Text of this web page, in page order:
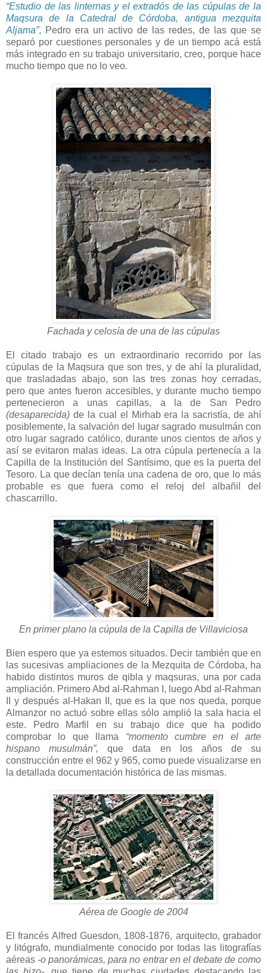
“Estudio de las linternas y el extradós de las cúpulas de la
Maqsura de la Catedral de Córdoba, antigua mezquita
Aljama”, Pedro era un activo de las redes, de las que se
separó por cuestiones personales y de un tiempo acá está
más integrado en su trabajo universitario, creo, porque hace
mucho tiempo que no lo veo.
Fachada y celosía de una de las cúpulas
El citado trabajo es un extraordinario recorrido por las
cúpulas de la Maqsura que son tres, y de ahí la pluralidad,
que trasladadas abajo, son las tres zonas hoy cerradas,
pero que antes fueron accesibles, y durante mucho tiempo
pertenecieron a unas capillas, a la de San Pedro
(desaparecida) de la cual el Mirhab era la sacristía, de ahí
posiblemente, la salvación del lugar sagrado musulmán con
otro lugar sagrado católico, durante unos cientos de años y
así se evitaron malas ideas. La otra cúpula pertenecía a la
Capilla de la Institución del Santísimo, que es la puerta del
Tesoro. La que decían tenía una cadena de oro, que lo más
probable es que fuera como el reloj del albañil del
chascarrillo.
En primer plano la cúpula de la Capilla de Villaviciosa
Bien espero que ya estemos situados. Decir también que en
las sucesivas ampliaciones de la Mezquita de Córdoba, ha
habido distintos muros de qibla y maqsuras, una por cada
ampliación. Primero Abd al-Rahman I, luego Abd al-Rahman
II y después al-Hakan II, que es la que nos queda, porque
Almanzor no actuó sobre ellas sólo amplió la sala hacia el
este. Pedro Marfil en su trabajo dice que ha podido
comprobar lo que llama “momento cumbre en el arte
hispano musulmán”, que data en los años de su
construcción entre el 962 y 965, como puede visualizarse en
la detallada documentación histórica de las mismas.
Aérea de Google de 2004
El francés Alfred Guesdon, 1808-1876, arquitecto, grabador
y litógrafo, mundialmente conocido por todas las litografías
aéreas -o panorámicas, para no entrar en el debate de como